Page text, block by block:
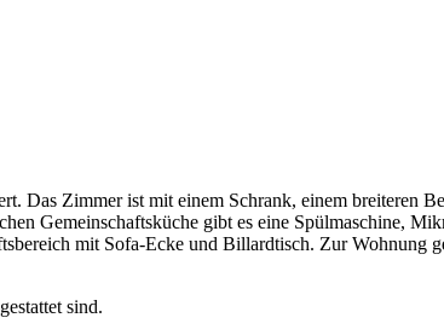
Zimmer ist mit einem Schrank, einem breiteren
Gemeinschaftsküche gibt es eine Spülmaschine,
mit Sofa-Ecke und Billardtisch. Zur Wohnung
sind.